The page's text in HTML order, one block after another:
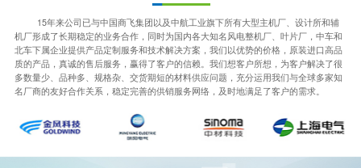
15年来公司已与中国商飞集团以及中航工业旗下所有大型主机厂、设计所和辅
机厂形成了长期稳定的业务合作，同时为国内各大知名风电整机厂、叶片厂，中车和
北车下属企业提供产品定制服务和技术解决方案，我们以优势的价格，原装进口高品
质的产品，真诚的售后服务，赢得了客户的信赖。我们想客户所想，为客户解决了很
多数量少、品种多、规格杂、交货期短的材料供应问题，充分运用我们与全球多家知
名厂商的友好合作关系，稳定完善的供销服务网络，及时地满足了客户的需求。